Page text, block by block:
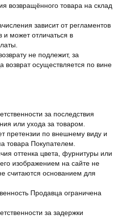
возвращённого товара на склад
зависит от регламентов
и может отличаться в
не подлежит, за
возврат осуществляется по вине
за последствия
или ухода за товаром.
претензии по внешнему виду и
товара Покупателем.
оттенка цвета, фурнитуры или
изображением на сайте не
считаются основанием для
Продавца ограничена
за задержки